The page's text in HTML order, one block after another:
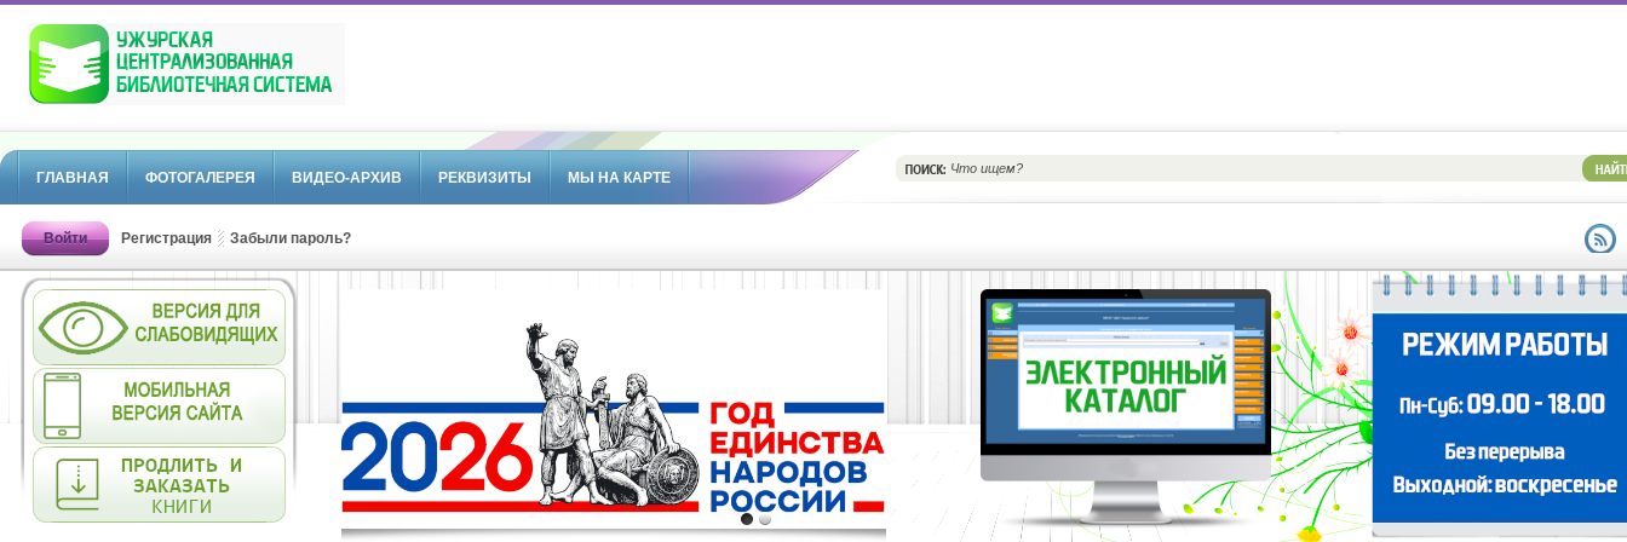
ГЛАВНАЯ ФОТОГАЛЕРЕЯ ВИДЕО-АРХИВ РЕКВИЗИТЫ МЫ НА КАРТЕ
Войти Регистрация Забыли пароль?